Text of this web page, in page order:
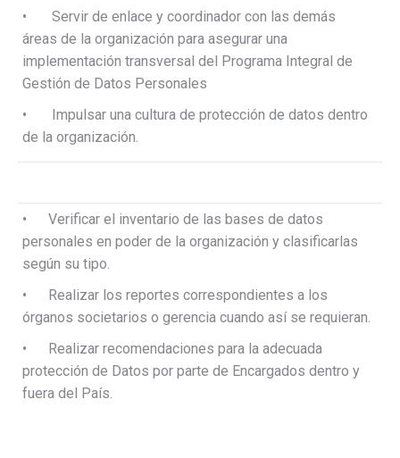
• Servir de enlace y coordinador con las demás
áreas de la organización para asegurar una
implementación transversal del Programa Integral de
Gestión de Datos Personales
• Impulsar una cultura de protección de datos dentro
de la organización.
• Verificar el inventario de las bases de datos
personales en poder de la organización y clasificarlas
según su tipo.
• Realizar los reportes correspondientes a los
órganos societarios o gerencia cuando así se requieran.
• Realizar recomendaciones para la adecuada
protección de Datos por parte de Encargados dentro y
fuera del País.